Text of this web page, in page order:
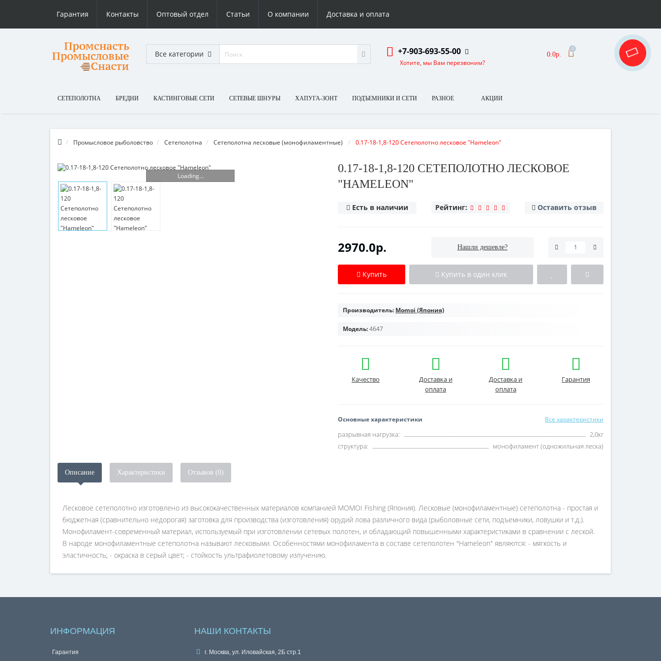
Гарантия Контакты Оптовый отдел Статьи О компании Доставка и оплата
Все категории +7-903-693-55-00
Хотите, мы Вам перезвоним?
0.0р.
0
СЕТЕПОЛОТНА БРЕДНИ КАСТИНГОВЫЕ СЕТИ СЕТЕВЫЕ ШНУРЫ ХАПУГА-ЗОНТ ПОДЪЕМНИКИ И СЕТИ РАЗНОЕ АКЦИИ
Промысловое рыболовство Сетеполотна Сетеполотна лесковые (монофиламентные) 0.17-18-1,8-120 Сетеполотно лесковое "Hameleon"
Loading...
0.17-18-1,8-120 СЕТЕПОЛОТНО ЛЕСКОВОЕ
"HAMELEON"
Есть в наличии Рейтинг: Оставить отзыв
2970.0р. Нашли дешевле?
Купить Купить в один клик
Производитель: Momoi (Япония)
Модель:4647
Качество
Доставка и
оплата
Доставка и
оплата
Гарантия
Основные характеристики Все характеристики
разрывная нагрузка:
2,0кг
структура:
монофиламент (одножильная леска)
Описание Характеристики Отзывов (0)
Лесковое сетеполотно изготовлено из высококачественных материалов компанией MOMOI Fishing (Япония). Лесковые (монофиламентные) сетеполотна - простая и
бюджетная (сравнительно недорогая) заготовка для производства (изготовления) орудий лова различного вида (рыболовные сети, подъемники, ловушки и т.д.).
Монофиламент-современный материал, используемый при изготовлении сетевых полотен, и обладающий повышенными характеристиками в сравнении с леской.
В народе монофиламентные сетеполотна называют лесковыми. Особенностями монофиламента в составе сетеполотен "Hameleon" являются: - мягкость и
эластичность; - окраска в серый цвет; - стойкость ультрафиолетовому излучению.
ИНФОРМАЦИЯ
Гарантия
НАШИ КОНТАКТЫ
г. Москва, ул. Иловайская, 2Б стр.1